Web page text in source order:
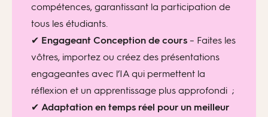
compétences, garantissant la participation de
tous les étudiants.
✔ Engageant Conception de cours – Faites les
vôtres, importez ou créez des présentations
engageantes avec l’IA qui permettent la
réflexion et un apprentissage plus approfondi ;
✔ Adaptation en temps réel pour un meilleur